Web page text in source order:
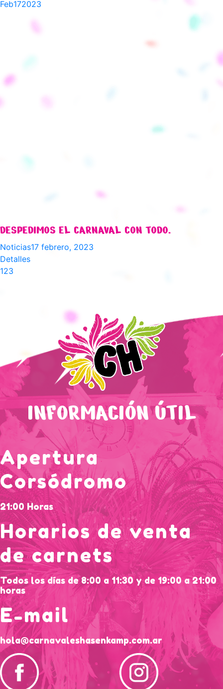
Feb172023
DESPEDIMOS EL CARNAVAL CON TODO.
Noticias17 febrero, 2023
Detalles
123
INFORMACIÓN ÚTIL
Apertura
Corsódromo
21:00 Horas
Horarios de venta
de carnets
Todos los días de 8:00 a 11:30 y de 19:00 a 21:00
horas
E-mail
hola@carnavaleshasenkamp.com.ar